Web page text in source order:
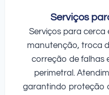
Serviços
Serviços para cerca
manutenção, troca
correção de falhas
perimetral.
garantindo proteção